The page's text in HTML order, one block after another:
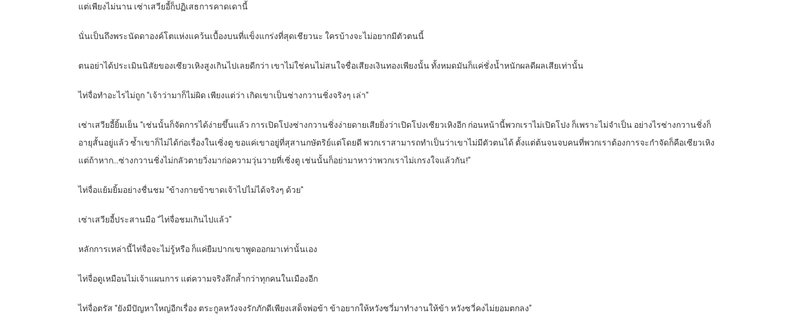
แต่เพียงไม่นาน เซ่าเสวียอี้ก็ปฏิเสธการคาดเดานี้
นั่นเป็นถึงพระนัดดาองค์โตแห่งแคว้นเบื้องบนที่แข็งแกร่งที่สุดเชียวนะ ใครบ้างจะไม่อยากมีตัวตนนี้
ตนอย่าได้ประเมินนิสัยของเซียวเหิงสูงเกินไปเลยดีกว่า เขาไม่ใช่คนไม่สนใจชื่อเสียงเงินทองเพียงนั้น ทั้งหมดมันก็แค่ชั่งน้ำหนักผลดีผลเสียเท่านั้น
ไท่จื่อทำอะไรไม่ถูก “เจ้าว่ามาก็ไม่ผิด เพียงแต่ว่า เกิดเขาเป็นซ่างกวานชิ่งจริงๆ เล่า”
เซ่าเสวียอี้ยิ้มเย็น “เช่นนั้นก็จัดการได้ง่ายขึ้นแล้ว การเปิดโปงซ่างกวานชิ่งง่ายดายเสียยิ่งว่าเปิดโปงเซียวเหิงอีก ก่อนหน้านี้พวกเราไม่เปิดโปง ก็เพราะไม่จำเป็น อย่างไรซ่างกวานชิ่งก็
อายุสั้นอยู่แล้ว ซ้ำเขาก็ไม่ได้ก่อเรื่องในเซิ่งตู ขอแค่เขาอยู่ที่สุสานกษัตริย์แต่โดยดี พวกเราสามารถทำเป็นว่าเขาไม่มีตัวตนได้ ตั้งแต่ต้นจนจบคนที่พวกเราต้องการจะกำจัดก็คือเซียวเหิง
แต่ถ้าหาก…ซ่างกวานชิ่งไม่กลัวตายวิ่งมาก่อความวุ่นวายที่เซิ่งตู เช่นนั้นก็อย่ามาหาว่าพวกเราไม่เกรงใจแล้วกัน!”
ไท่จื่อแย้มยิ้มอย่างชื่นชม “ข้างกายข้าขาดเจ้าไปไม่ได้จริงๆ ด้วย”
เซ่าเสวียอี้ประสานมือ “ไท่จื่อชมเกินไปแล้ว”
หลักการเหล่านี้ไท่จื่อจะไม่รู้หรือ ก็แค่ยืมปากเขาพูดออกมาเท่านั้นเอง
ไท่จื่อดูเหมือนไม่เจ้าแผนการ แต่ความจริงลึกล้ำกว่าทุกคนในเมืองอีก
ไท่จื่อตรัส “ยังมีปัญหาใหญ่อีกเรื่อง ตระกูลหวังจงรักภักดีเพียงเสด็จพ่อข้า ข้าอยากให้หวังซวี่มาทำงานให้ข้า หวังซวี่คงไม่ยอมตกลง”